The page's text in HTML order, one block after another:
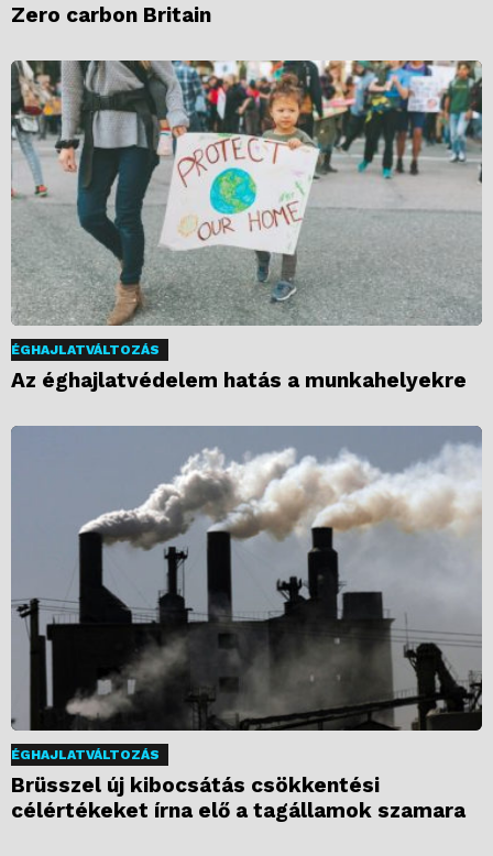
Zero carbon Britain
ÉGHAJLATVÁLTOZÁS
Az éghajlatvédelem hatás a munkahelyekre
ÉGHAJLATVÁLTOZÁS
Brüsszel új kibocsátás csökkentési
célértékeket írna elő a tagállamok szamara